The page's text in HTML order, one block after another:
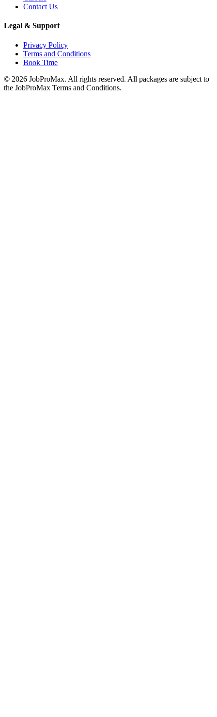
Contact Us
Legal & Support
Privacy Policy
Terms and Conditions
Book Time
© 2026 JobProMax. All rights reserved. All packages are subject to
the JobProMax Terms and Conditions.